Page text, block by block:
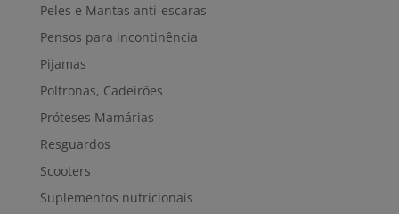
Peles e Mantas anti-escaras
Pensos para incontinência
Pijamas
Poltronas, Cadeirões
Próteses Mamárias
Resguardos
Scooters
Suplementos nutricionais